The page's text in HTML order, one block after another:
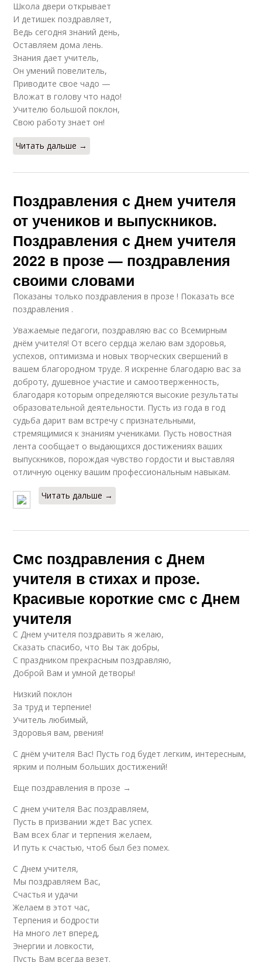
Школа двери открывает
И детишек поздравляет,
Ведь сегодня знаний день,
Оставляем дома лень.
Знания дает учитель,
Он умений повелитель,
Приводите свое чадо —
Вложат в голову что надо!
Учителю большой поклон,
Свою работу знает он!
Читать дальше →
Поздравления с Днем учителя
от учеников и выпускников.
Поздравления с Днем учителя
2022 в прозе — поздравления
своими словами
Показаны только поздравления в прозе ! Показать все
поздравления .
Уважаемые педагоги, поздравляю вас со Всемирным
днём учителя! От всего сердца желаю вам здоровья,
успехов, оптимизма и новых творческих свершений в
вашем благородном труде. Я искренне благодарю вас за
доброту, душевное участие и самоотверженность,
благодаря которым определяются высокие результаты
образовательной деятельности. Пусть из года в год
судьба дарит вам встречу с признательными,
стремящимися к знаниям учениками. Пусть новостная
лента сообщает о выдающихся достижениях ваших
выпускников, порождая чувство гордости и выставляя
отличную оценку вашим профессиональным навыкам.
Читать дальше →
Смс поздравления с Днем
учителя в стихах и прозе.
Красивые короткие смс с Днем
учителя
С Днем учителя поздравить я желаю,
Сказать спасибо, что Вы так добры,
С праздником прекрасным поздравляю,
Доброй Вам и умной детворы!
Низкий поклон
За труд и терпение!
Учитель любимый,
Здоровья вам, рвения!
С днём учителя Вас! Пусть год будет легким, интересным,
ярким и полным больших достижений!
Еще поздравления в прозе →
С днем учителя Вас поздравляем,
Пусть в призвании ждет Вас успех.
Вам всех благ и терпения желаем,
И путь к счастью, чтоб был без помех.
С Днем учителя,
Мы поздравляем Вас,
Счастья и удачи
Желаем в этот час,
Терпения и бодрости
На много лет вперед,
Энергии и ловкости,
Пусть Вам всегда везет.